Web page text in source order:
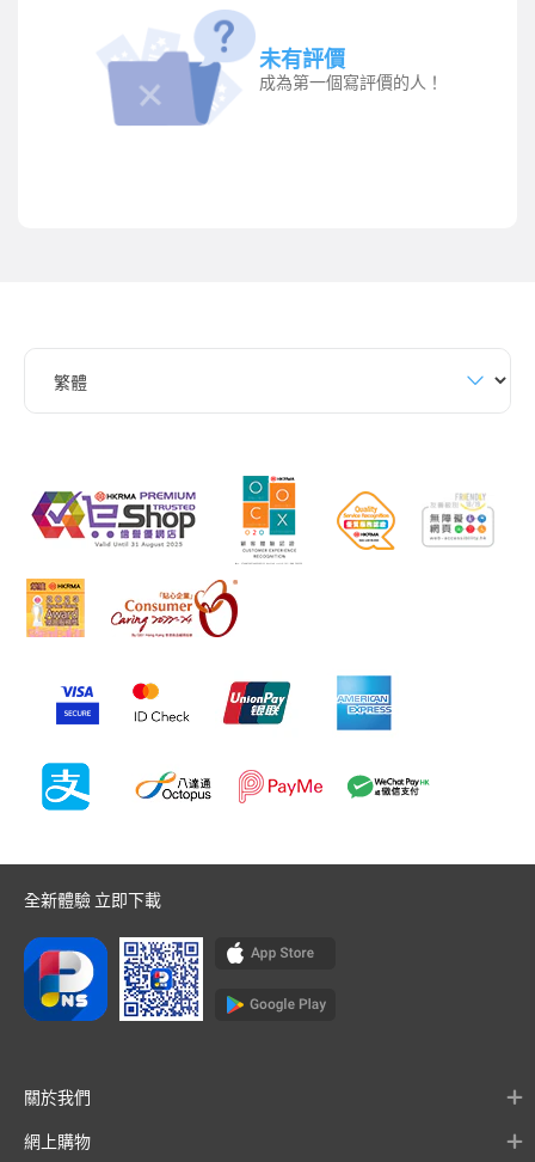
未有評價
成為第一個寫評價的人！
全新體驗 立即下載
關於我們
網上購物